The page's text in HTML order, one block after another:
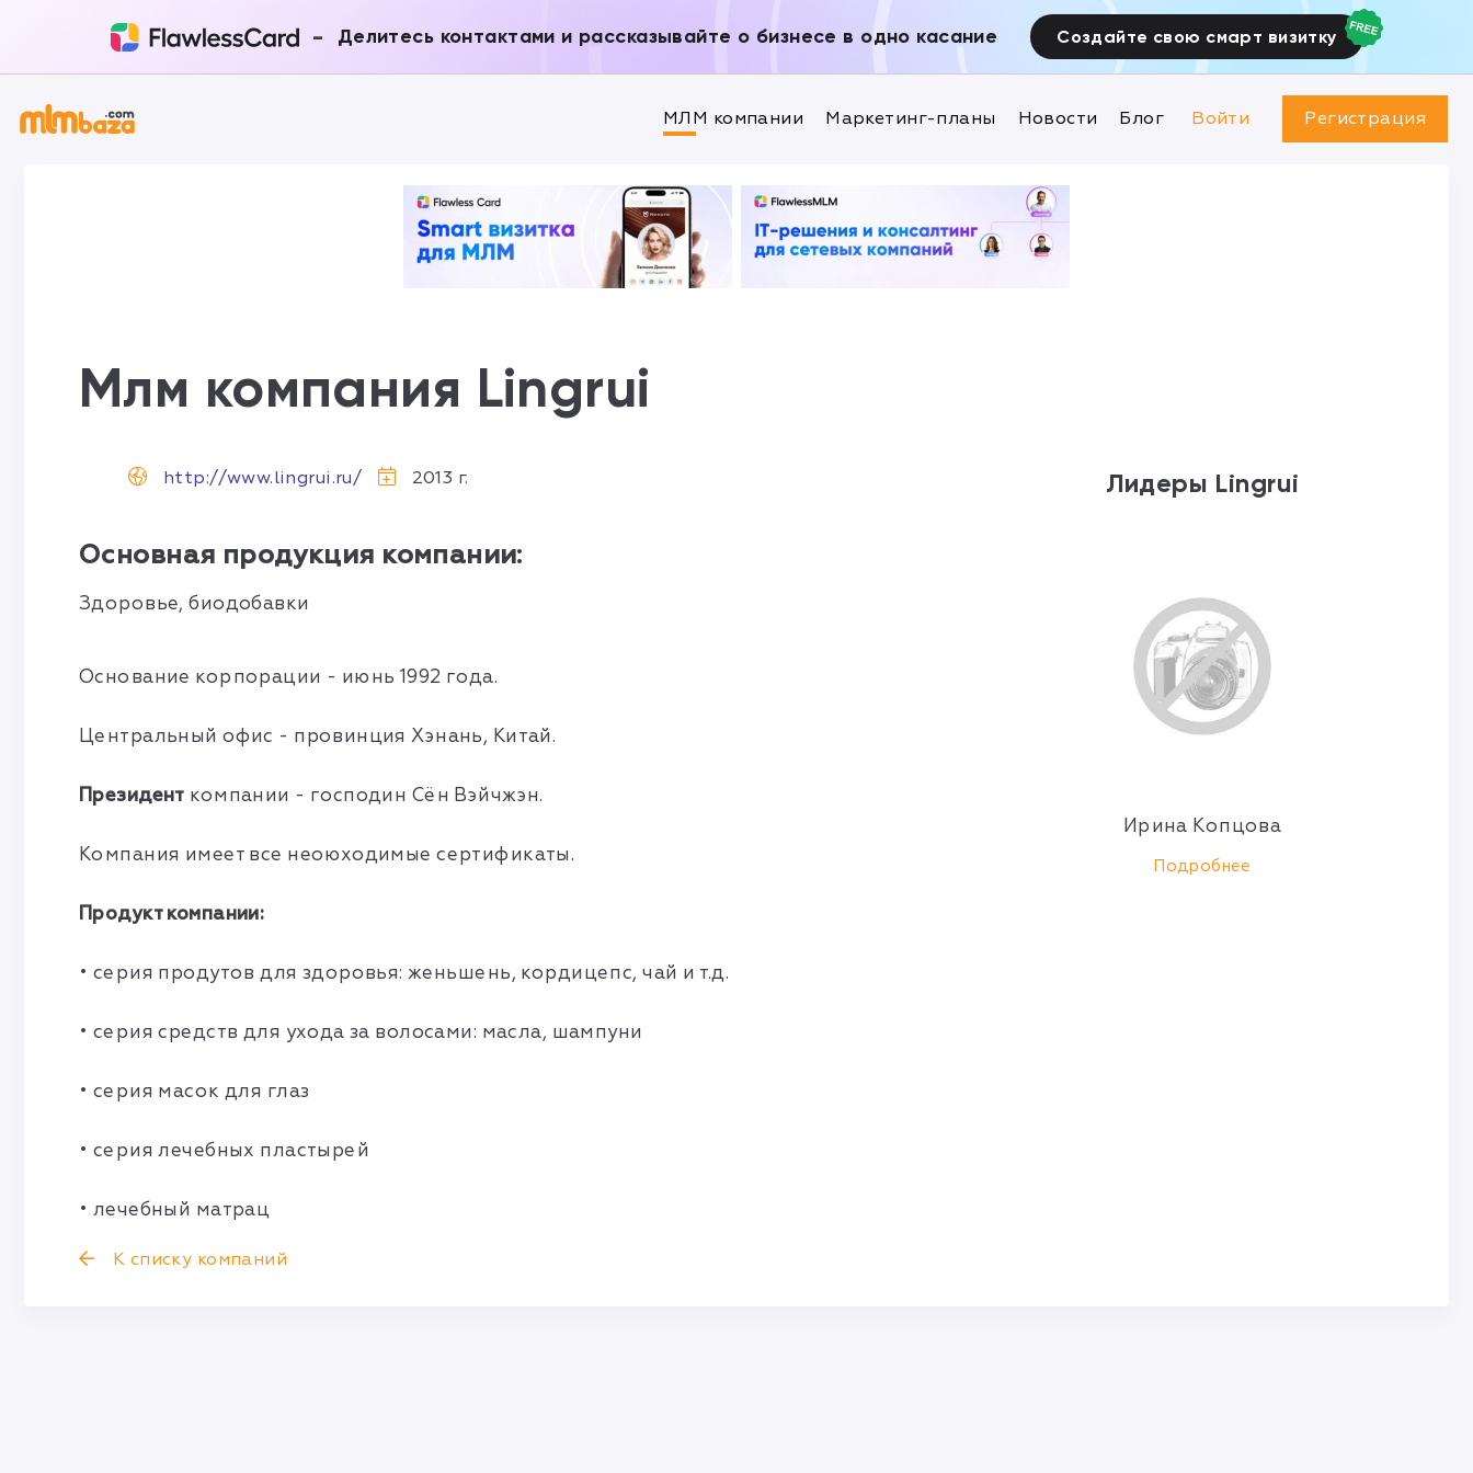
- Делитесь контактами и рассказывайте о бизнесе в одно касание Создайте свою смарт визитку
МЛМ компании Маркетинг-планы Новости Блог Войти Регистрация
Млм компания Lingrui
http://www.lingrui.ru/ 2013 г.
Основная продукция компании:
Здоровье, биодобавки
Основание корпорации - июнь 1992 года.
Центральный офис - провинция Хэнань, Китай.
Президент компании - господин Сён Вэйчжэн.
Компания имеет все неоюходимые сертификаты.
Продукт компании:
• серия продутов для здоровья: женьшень, кордицепс, чай и т.д.
• серия средств для ухода за волосами: масла, шампуни
• серия масок для глаз
• серия лечебных пластырей
• лечебный матрац
К списку компаний
Лидеры Lingrui
Ирина Копцова
Подробнее